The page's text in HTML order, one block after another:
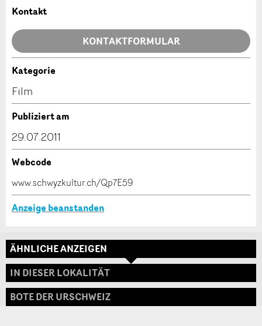
Ihr Feedback wird sehr geschätzt!
Allgemeines Feedback
Anzeige nicht mehr gültig
Anzeige unvollständig
* Eingabe erforderlich
Empfehlen Sie diese Anzeige an Freunde weiter.
* Eingabe erforderlich
Kontakt
KONTAKTFORMULAR
Kontakt
Verfassen Sie eine Nachricht für die Kontaktpersonen
Adresse
Kategorie
Film
Publiziert am
29.07.2011
Webcode
www.schwyzkultur.ch/Qp7E59
Anzeige beanstanden
ÄHNLICHE ANZEIGEN
IN DIESER LOKALITÄT
BOTE DER URSCHWEIZ